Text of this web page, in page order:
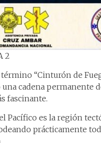
2
“Cinturón de
cadena permanente
fascinante.
Pacífico es la región
prácticamente